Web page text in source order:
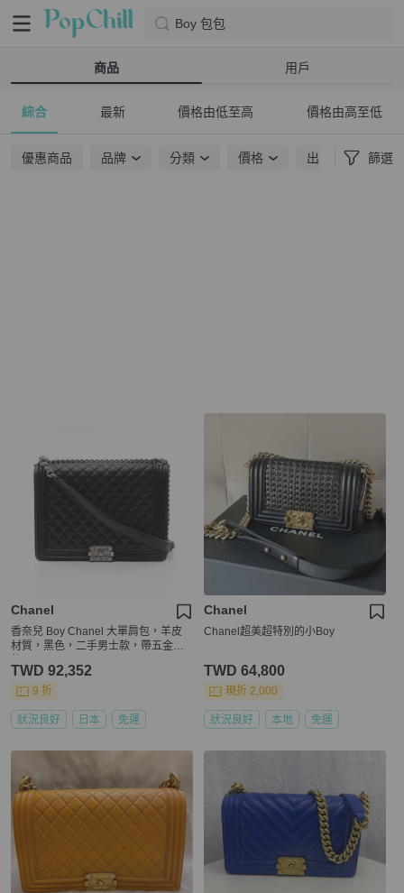
Boy 包包
商品 用戶
綜合 最新 價格由低至高 價格由高至低
優惠商品 品牌 分類 價格 出貨地點 篩選
Chanel
香奈兒 Boy Chanel 大單肩包，羊皮
材質，黑色，二手男士款，帶五金配
TWD 92,352
9 折
狀況良好 日本 免運
Chanel
Chanel超美超特別的小Boy
TWD 64,800
現折 2,000
狀況良好 本地 免運